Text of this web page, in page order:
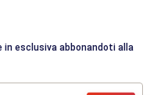
in esclusiva abbonandoti alla